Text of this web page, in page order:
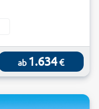
ab 1.634€